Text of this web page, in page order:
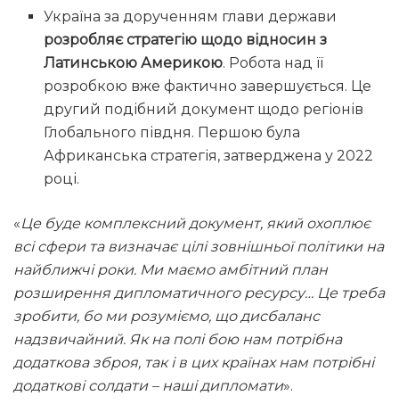
Україна за дорученням глави держави
розробляє стратегію щодо відносин з
Латинською Америкою. Робота над її
розробкою вже фактично завершується. Це
другий подібний документ щодо регіонів
Глобального півдня. Першою була
Африканська стратегія, затверджена у 2022
році.
«Це буде комплексний документ, який охоплює
всі сфери та визначає цілі зовнішньої політики на
найближчі роки. Ми маємо амбітний план
розширення дипломатичного ресурсу… Це треба
зробити, бо ми розуміємо, що дисбаланс
надзвичайний. Як на полі бою нам потрібна
додаткова зброя, так і в цих країнах нам потрібні
додаткові солдати – наші дипломати».